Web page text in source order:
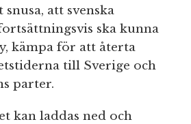
att svenska
ska kunna
kämpa för att återta
till Sverige och
parter.
kan laddas ned och